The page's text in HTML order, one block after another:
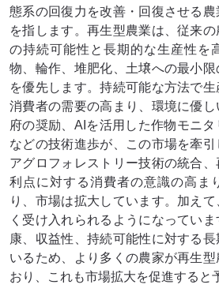
態系の回復力を改善・回復させる
を指します。再生型農業は、従来
の持続可能性と長期的な生産性を
物、輪作、堆肥化、土壌への最小
を優先します。持続可能な方法で
消費者の需要の高まり、環境に優
府の奨励、AIを活用した作物モニ
などの技術進歩が、この市場を牽引
アグロフォレストリー技術の統合
利点に対する消費者の意識の高ま
り、市場は拡大しています。加え
く受け入れられるようになってい
康、収益性、持続可能性に対する
いるため、より多くの農家が再生
おり、これも市場拡大を促進すると